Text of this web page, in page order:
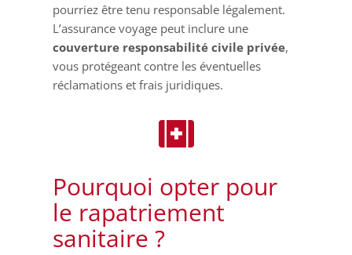
pourriez être tenu responsable légalement.
L’assurance voyage peut inclure une
couverture responsabilité civile privée,
vous protégeant contre les éventuelles
réclamations et frais juridiques.

Pourquoi opter pour
le rapatriement
sanitaire ?